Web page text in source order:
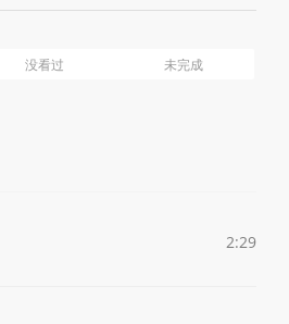
没看过 未完成
2:29